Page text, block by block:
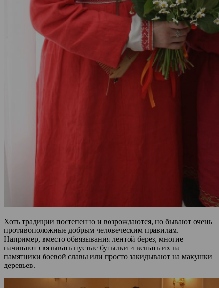
Хоть традиции постепенно и возрождаются, но бывают очень
противоположные добрым человеческим правилам.
Например, вместо обвязывания лентой берез, многие
начинают связывать пустые бутылки и вешать их на
памятники боевой славы или просто закидывают на макушки
деревьев.